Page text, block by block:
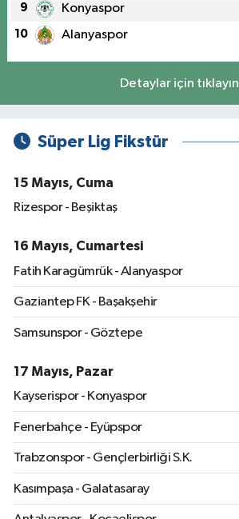
9 Konyaspor
10 Alanyaspor
Detaylar için tıklayın
Süper Lig Fikstür
15 Mayıs, Cuma
Rizespor - Beşiktaş
16 Mayıs, Cumartesi
Fatih Karagümrük - Alanyaspor
Gaziantep FK - Başakşehir
Samsunspor - Göztepe
17 Mayıs, Pazar
Kayserispor - Konyaspor
Fenerbahçe - Eyüpspor
Trabzonspor - Gençlerbirliği S.K.
Kasımpaşa - Galatasaray